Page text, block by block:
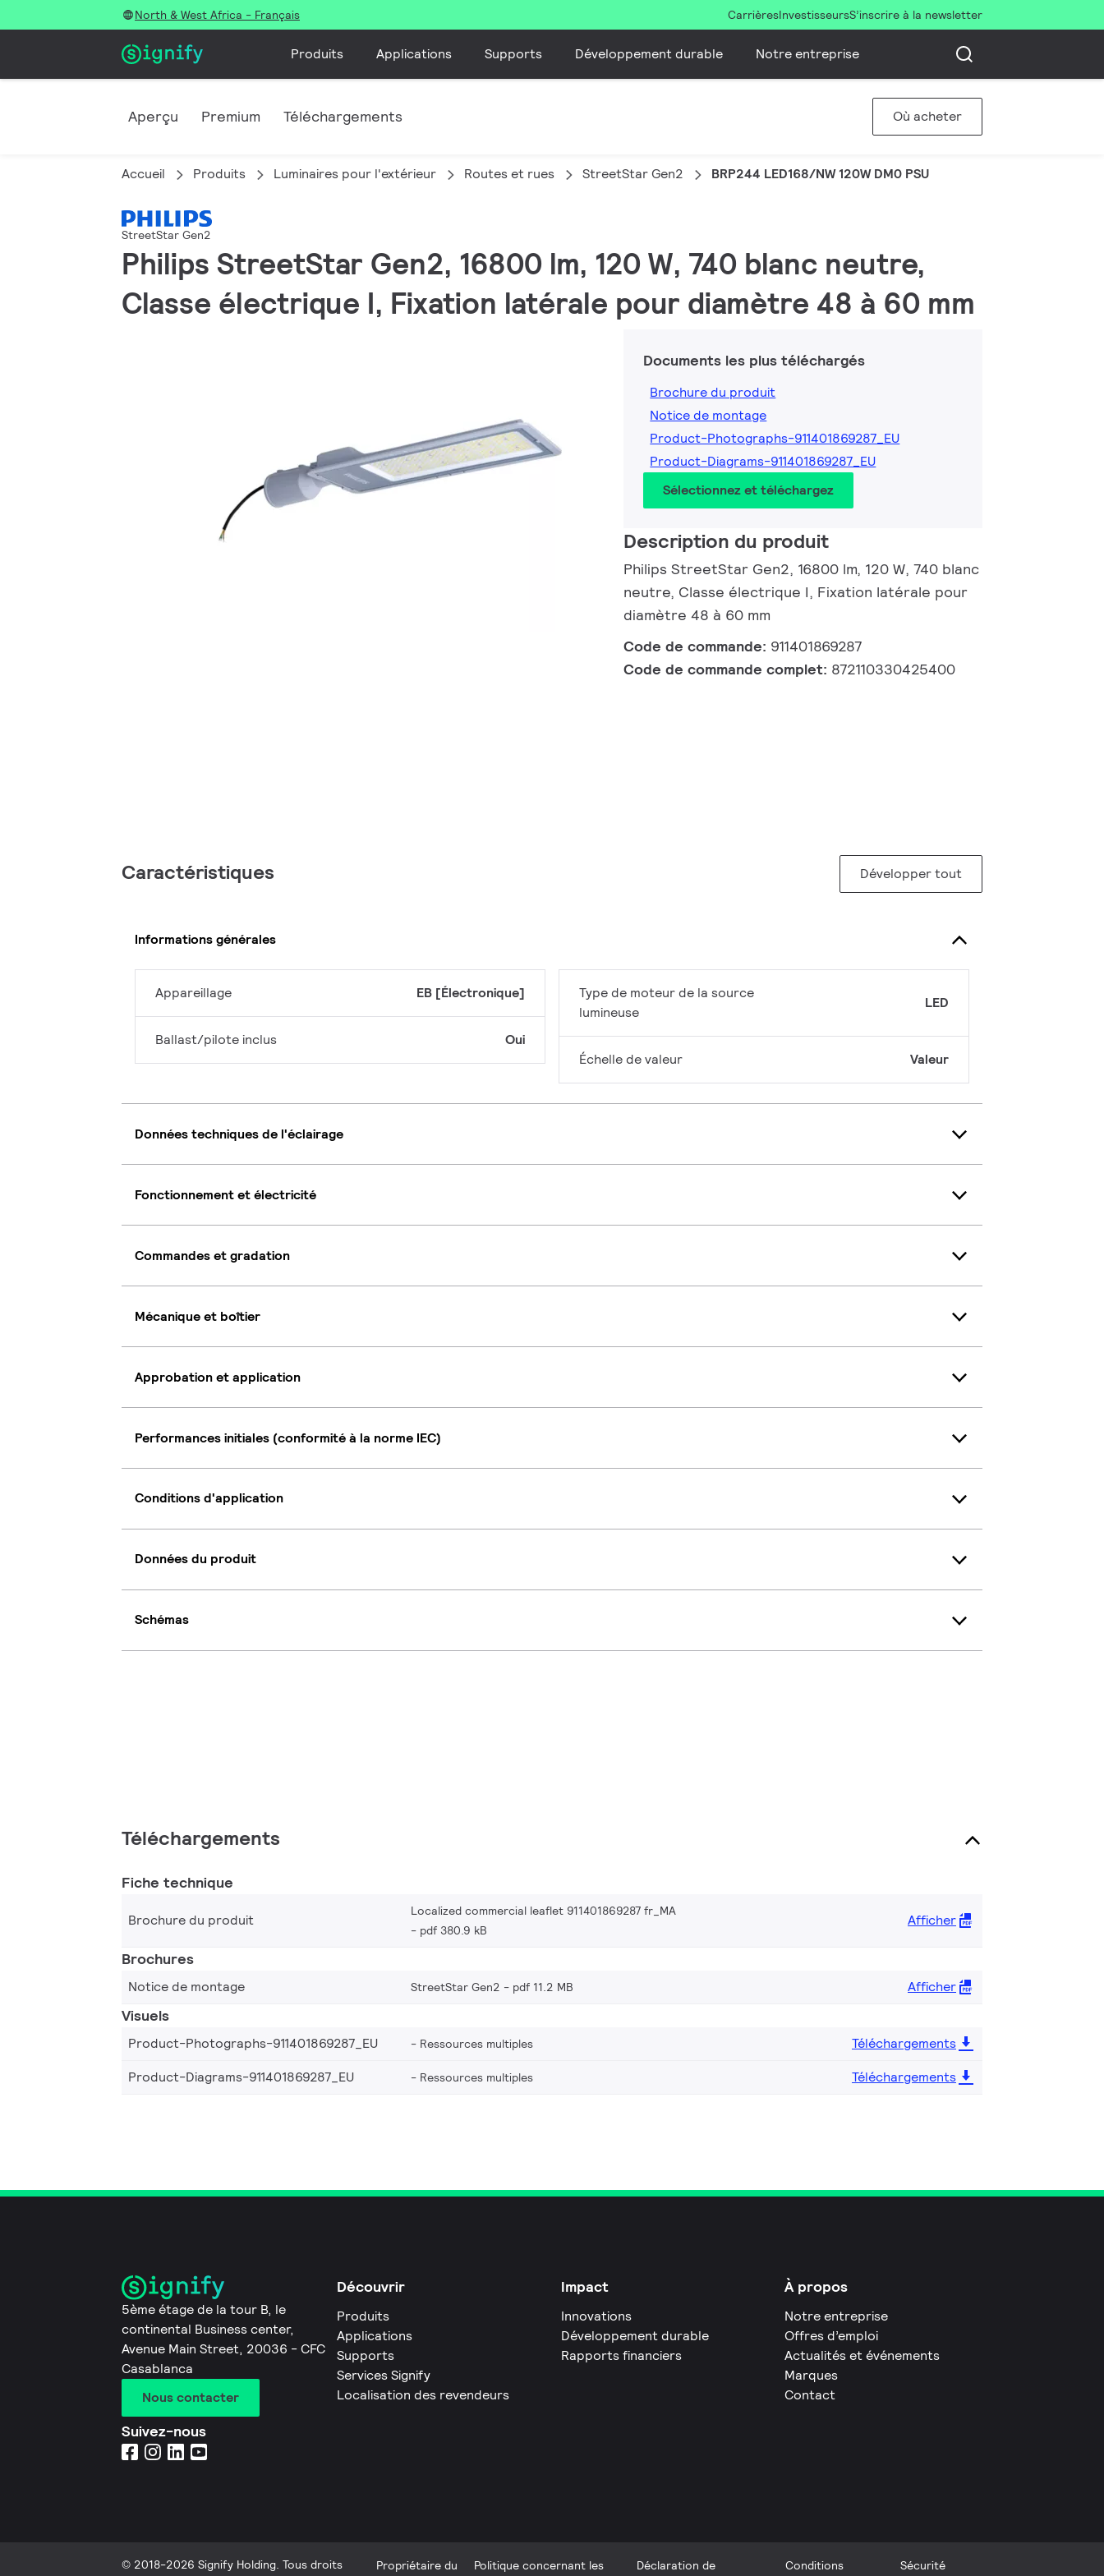
North & West Africa - Français CarrièresInvestisseursS’inscrire à la newsletter
Produits Applications Supports Développement durable Notre entreprise
Aperçu Premium Téléchargements Où acheter
Accueil Produits Luminaires pour l'extérieur Routes et rues StreetStar Gen2 BRP244 LED168/NW 120W DM0 PSU
StreetStar Gen2
Philips StreetStar Gen2, 16800 lm, 120 W, 740 blanc neutre,
Classe électrique I, Fixation latérale pour diamètre 48 à 60 mm
Documents les plus téléchargés
Brochure du produit
Notice de montage
Product-Photographs-911401869287_EU
Product-Diagrams-911401869287_EU
Sélectionnez et téléchargez
Description du produit
Philips StreetStar Gen2, 16800 lm, 120 W, 740 blanc
neutre, Classe électrique I, Fixation latérale pour
diamètre 48 à 60 mm
Code de commande: 911401869287
Code de commande complet: 872110330425400
Caractéristiques Développer tout
Informations générales
Appareillage EB [Électronique]
Ballast/pilote inclus Oui
Type de moteur de la source
lumineuse
LED
Échelle de valeur Valeur
Données techniques de l'éclairage
Fonctionnement et électricité
Commandes et gradation
Mécanique et boîtier
Approbation et application
Performances initiales (conformité à la norme IEC)
Conditions d'application
Données du produit
Schémas
Téléchargements
Fiche technique
Brochure du produit
Localized commercial leaflet 911401869287 fr_MA
pdf 380.9 kB
Afficher
Brochures
Notice de montage StreetStar Gen2 pdf 11.2 MB Afficher
Visuels
Product-Photographs-911401869287_EU Ressources multiples
Téléchargements
Product-Diagrams-911401869287_EU
Ressources multiples Téléchargements
5ème étage de la tour B, le
continental Business center,
Avenue Main Street, 20036 - CFC
Casablanca
Nous contacter
Suivez-nous
Découvrir
Produits
Applications
Supports
Services Signify
Localisation des revendeurs
Impact
Innovations
Développement durable
Rapports financiers
À propos
Notre entreprise
Offres d’emploi
Actualités et événements
Marques
Contact
© 2018-2026 Signify Holding. Tous droits
Propriétaire du
Politique concernant les
Déclaration de
Conditions
Sécurité